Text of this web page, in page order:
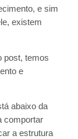
e sim
existem
post, temos
e
abaixo da
comportar
a estrutura